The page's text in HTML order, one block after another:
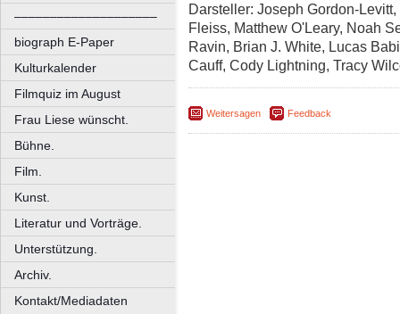
––––––––––––––––––––
biograph E-Paper
Kulturkalender
Filmquiz im August
Frau Liese wünscht.
Bühne.
Film.
Kunst.
Literatur und Vorträge.
Unterstützung.
Archiv.
Kontakt/Mediadaten
Darsteller: Joseph Gordon-
Fleiss, Matthew O'Leary, Noah
Ravin, Brian J. White, Lucas
Cauff, Cody Lightning, Tracy
Weitersagen Feedback